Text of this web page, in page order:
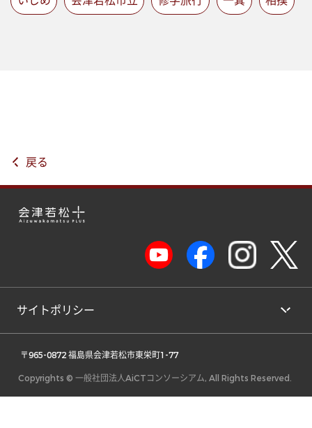
戻る
サイトポリシー
〒965-0872 福島県会津若松市東栄町1-77
Copyrights © 一般社団法人AiCTコンソーシアム, All Rights Reserved.